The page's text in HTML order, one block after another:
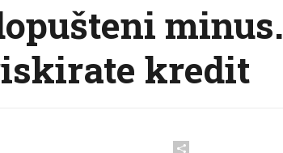
minus.
kredit